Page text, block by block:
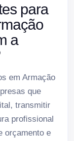
para
a
em Armação
que
transmitir
profissional
orçamento e